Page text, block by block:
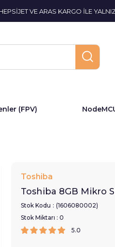
VE ARAS KARGO İLE
(FPV)
Toshiba
Toshiba 8GB Mikro
Stok Kodu
(1606080002)
Stok Miktarı : 0
5.0